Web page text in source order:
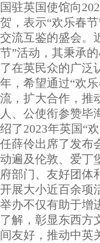
国驻英国使馆向
贺，表示“欢乐春
交流互鉴的盛会。
节”活动，其秉承
了在英民众的广泛
年，希望通过“欢
流，扩大合作，
人、公使衔参赞毕
绍了2023年英国“
任薛伶出席了发布
动遍及伦敦、爱丁
府部门、友好团体
开展大小近百余项
举办不仅有助于增
了解，彰显东西方
间友好，推动中